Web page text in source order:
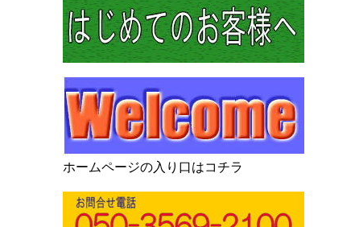
ホームページの入り口はコチラ